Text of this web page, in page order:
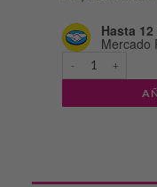
Hasta
Mercado
DERMAGLOS -